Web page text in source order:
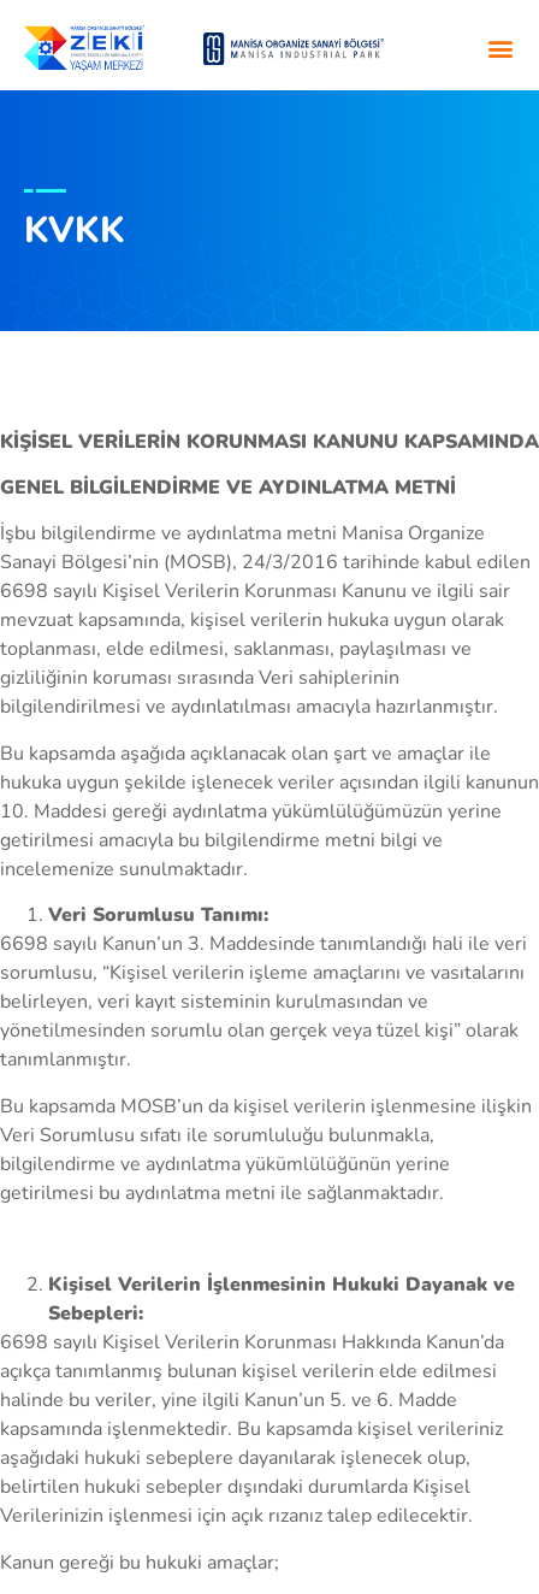
KVKK
KİŞİSEL VERİLERİN KORUNMASI KANUNU KAPSAMINDA
GENEL BİLGİLENDİRME VE AYDINLATMA METNİ
İşbu bilgilendirme ve aydınlatma metni Manisa Organize
Sanayi Bölgesi’nin (MOSB), 24/3/2016 tarihinde kabul edilen
6698 sayılı Kişisel Verilerin Korunması Kanunu ve ilgili sair
mevzuat kapsamında, kişisel verilerin hukuka uygun olarak
toplanması, elde edilmesi, saklanması, paylaşılması ve
gizliliğinin koruması sırasında Veri sahiplerinin
bilgilendirilmesi ve aydınlatılması amacıyla hazırlanmıştır.
Bu kapsamda aşağıda açıklanacak olan şart ve amaçlar ile
hukuka uygun şekilde işlenecek veriler açısından ilgili kanunun
10. Maddesi gereği aydınlatma yükümlülüğümüzün yerine
getirilmesi amacıyla bu bilgilendirme metni bilgi ve
incelemenize sunulmaktadır.
Veri Sorumlusu Tanımı:
6698 sayılı Kanun’un 3. Maddesinde tanımlandığı hali ile veri
sorumlusu, “Kişisel verilerin işleme amaçlarını ve vasıtalarını
belirleyen, veri kayıt sisteminin kurulmasından ve
yönetilmesinden sorumlu olan gerçek veya tüzel kişi” olarak
tanımlanmıştır.
Bu kapsamda MOSB’un da kişisel verilerin işlenmesine ilişkin
Veri Sorumlusu sıfatı ile sorumluluğu bulunmakla,
bilgilendirme ve aydınlatma yükümlülüğünün yerine
getirilmesi bu aydınlatma metni ile sağlanmaktadır.
Kişisel Verilerin İşlenmesinin Hukuki Dayanak ve
Sebepleri:
6698 sayılı Kişisel Verilerin Korunması Hakkında Kanun’da
açıkça tanımlanmış bulunan kişisel verilerin elde edilmesi
halinde bu veriler, yine ilgili Kanun’un 5. ve 6. Madde
kapsamında işlenmektedir. Bu kapsamda kişisel verileriniz
aşağıdaki hukuki sebeplere dayanılarak işlenecek olup,
belirtilen hukuki sebepler dışındaki durumlarda Kişisel
Verilerinizin işlenmesi için açık rızanız talep edilecektir.
Kanun gereği bu hukuki amaçlar;